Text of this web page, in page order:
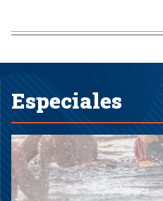
Especiales